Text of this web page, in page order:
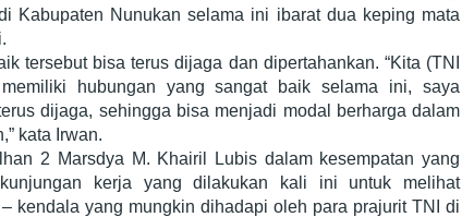
Kabupaten Nunukan selama ini ibarat dua keping mata
tersebut bisa terus dijaga dan dipertahankan. “Kita (TNI
hubungan yang sangat baik selama ini, saya
dijaga, sehingga bisa menjadi modal berharga dalam
kata Irwan.
2 Marsdya M. Khairil Lubis dalam kesempatan yang
kerja yang dilakukan kali ini untuk melihat
kendala yang mungkin dihadapi oleh para prajurit TNI di